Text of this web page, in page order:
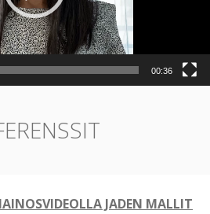
00:36
JADEN MALLIT